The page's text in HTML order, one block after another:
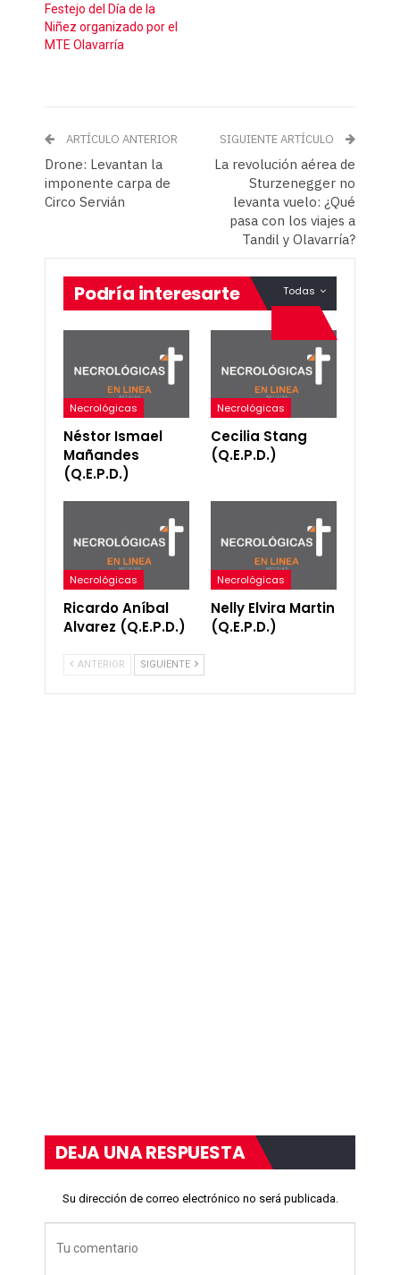
Festejo del Día de la
Niñez organizado por el
MTE Olavarría
ARTÍCULO ANTERIOR
Drone: Levantan la
imponente carpa de
Circo Servián
SIGUIENTE ARTÍCULO
La revolución aérea de
Sturzenegger no
levanta vuelo: ¿Qué
pasa con los viajes a
Tandil y Olavarría?
Todas
Podría interesarte
Necrológicas
Néstor Ismael
Mañandes
(Q.E.P.D.)
Necrológicas
Cecilia Stang
(Q.E.P.D.)
Necrológicas
Ricardo Aníbal
Alvarez (Q.E.P.D.)
Necrológicas
Nelly Elvira Martin
(Q.E.P.D.)
ANTERIOR SIGUIENTE
DEJA UNA RESPUESTA
Su dirección de correo electrónico no será publicada.